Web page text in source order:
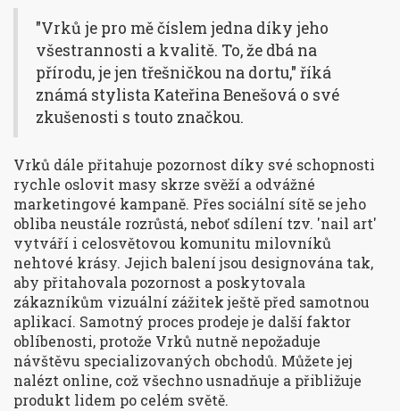
"Vrků je pro mě číslem jedna díky jeho
všestrannosti a kvalitě. To, že dbá na
přírodu, je jen třešničkou na dortu," říká
známá stylista Kateřina Benešová o své
zkušenosti s touto značkou.
Vrků dále přitahuje pozornost díky své schopnosti
rychle oslovit masy skrze svěží a odvážné
marketingové kampaně. Přes sociální sítě se jeho
obliba neustále rozrůstá, neboť sdílení tzv. 'nail art'
vytváří i celosvětovou komunitu milovníků
nehtové krásy. Jejich balení jsou designována tak,
aby přitahovala pozornost a poskytovala
zákazníkům vizuální zážitek ještě před samotnou
aplikací. Samotný proces prodeje je další faktor
oblíbenosti, protože Vrků nutně nepožaduje
návštěvu specializovaných obchodů. Můžete jej
nalézt online, což všechno usnadňuje a přibližuje
produkt lidem po celém světě.